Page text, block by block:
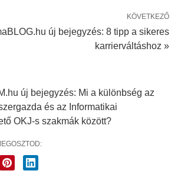
KÖVETKEZŐ
új bejegyzés: 8 tipp a sikeres
karrierváltáshoz »
új bejegyzés: Mi a különbség az
és az Informatikai
OKJ-s szakmák között?